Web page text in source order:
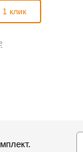
1 клик